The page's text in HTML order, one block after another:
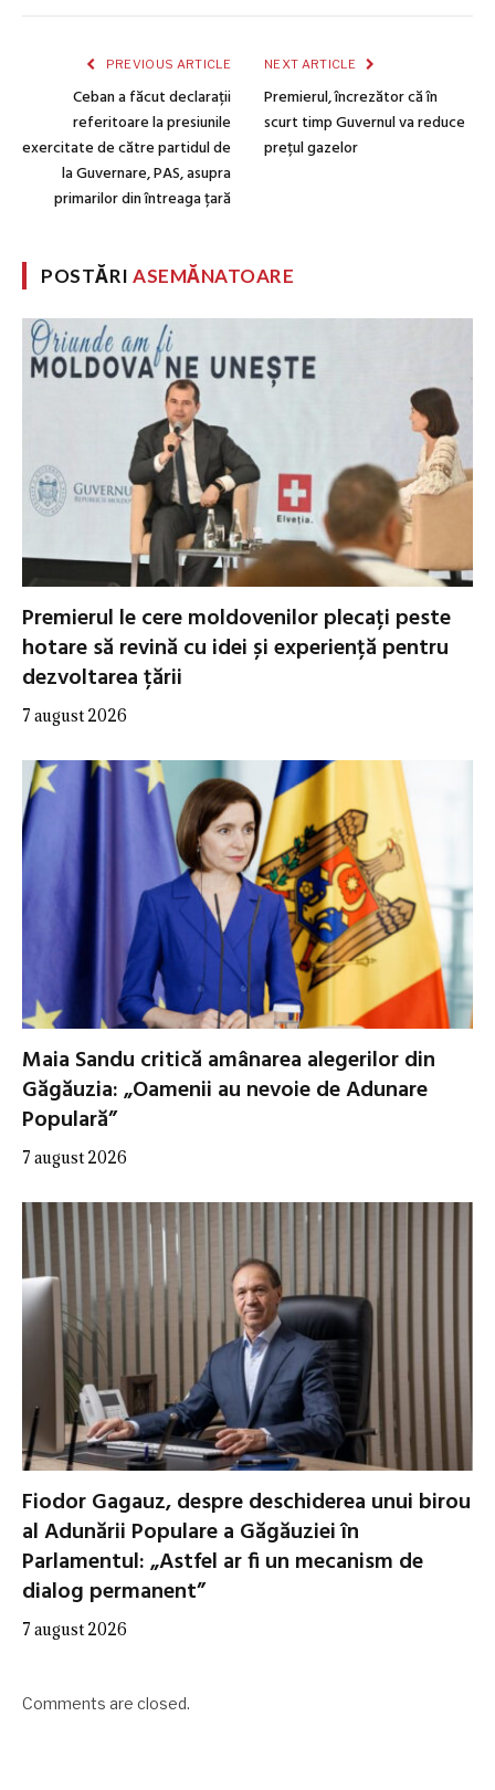
PREVIOUS ARTICLE
Ceban a făcut declarații
referitoare la presiunile
exercitate de către partidul de
la Guvernare, PAS, asupra
primarilor din întreaga țară
NEXT ARTICLE
Premierul, încrezător că în
scurt timp Guvernul va reduce
prețul gazelor
POSTĂRIASEMĂNATOARE
Premierul le cere moldovenilor plecați peste
hotare să revină cu idei și experiență pentru
dezvoltarea țării
7 august 2026
Maia Sandu critică amânarea alegerilor din
Găgăuzia: „Oamenii au nevoie de Adunare
Populară”
7 august 2026
Fiodor Gagauz, despre deschiderea unui birou
al Adunării Populare a Găgăuziei în
Parlamentul: „Astfel ar fi un mecanism de
dialog permanent”
7 august 2026
Comments are closed.